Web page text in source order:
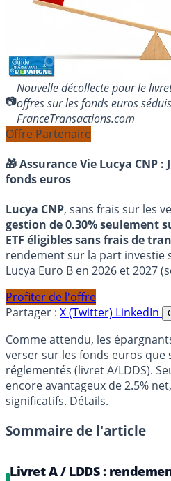
Nouvelle décollecte pour le
offres sur les fonds euros
FranceTransactions.com
Offre Partenaire
🎁 Assurance Vie Lucya CNP :
fonds euros
Lucya CNP, sans frais sur les
gestion de 0.30% seulement
ETF éligibles sans frais de
rendement sur la part investie
Lucya Euro B en 2026 et 2027
Profiter de l'offre
Partager : X (Twitter) LinkedIn
Comme attendu, les
verser sur les fonds euros que
réglementés (livret A/LDDS).
encore avantageux de 2.5%
significatifs. Détails.
Sommaire de l'article
Livret A / LDDS :